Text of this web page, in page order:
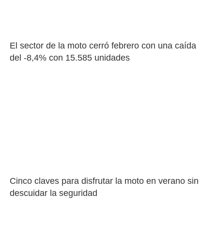
El sector de la moto cerró febrero con una caída
del -8,4% con 15.585 unidades
Cinco claves para disfrutar la moto en verano sin
descuidar la seguridad